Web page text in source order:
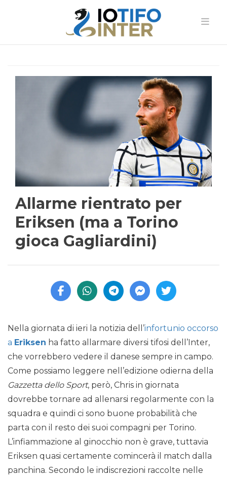
Allarme rientrato per
Eriksen (ma a Torino
gioca Gagliardini)
Nella giornata di ieri la notizia dell’infortunio occorso
a Eriksen ha fatto allarmare diversi tifosi dell’Inter,
che vorrebbero vedere il danese sempre in campo.
Come possiamo leggere nell’edizione odierna della
Gazzetta dello Sport, però, Chris in giornata
dovrebbe tornare ad allenarsi regolarmente con la
squadra e quindi ci sono buone probabilità che
parta con il resto dei suoi compagni per Torino.
L’infiammazione al ginocchio non è grave, tuttavia
Eriksen quasi certamente comincerà il match dalla
panchina. Secondo le indiscrezioni raccolte nelle